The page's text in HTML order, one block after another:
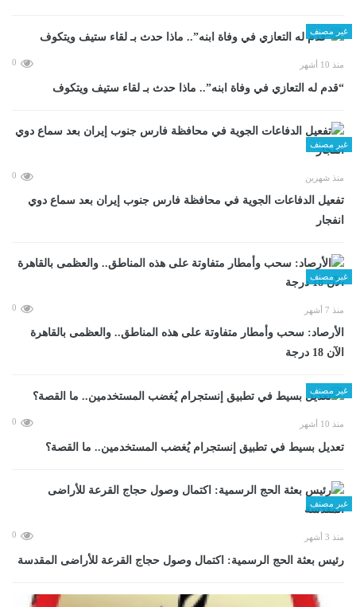
غير مصنف
منذ 10 أشهر 0
“قدم له التعازي في وفاة ابنه”.. ماذا حدث بـ لقاء ستيف ويتكوف
غير مصنف
منذ شهرين 0
تفعيل الدفاعات الجوية في محافظة فارس جنوب إيران بعد سماع دوي
انفجار
غير مصنف
منذ 7 أشهر 0
الأرصاد: سحب وأمطار متفاوتة على هذه المناطق.. والعظمى بالقاهرة
الآن 18 درجة
غير مصنف
منذ 10 أشهر 0
تعديل بسيط في تطبيق إنستجرام يُغضب المستخدمين.. ما القصة؟
غير مصنف
منذ 3 أشهر 0
رئيس بعثة الحج الرسمية: اكتمال وصول حجاج القرعة للأراضى المقدسة